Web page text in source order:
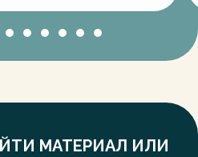
МАТЕРИАЛ ИЛИ